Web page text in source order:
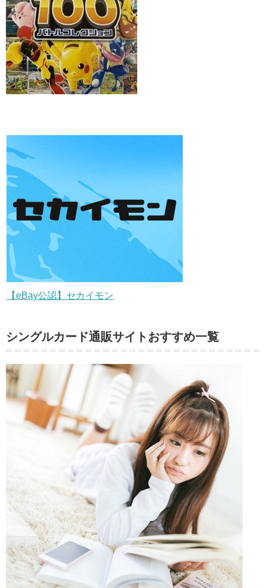
【eBay公認】セカイモン
シングルカード通販サイトおすすめ一覧